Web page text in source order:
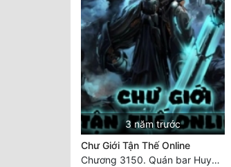
3 năm trước
Chư Giới Tận Thế Online
Chương 3150. Quán bar Huyết Hải. Hết